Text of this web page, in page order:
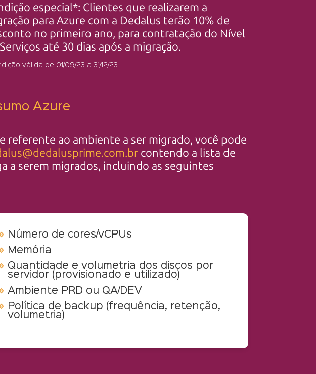
especial*: Clientes que realizarem a
para Azure com a Dedalus terão 10% de
no primeiro ano, para contratação do Nível
até 30 dias após a migração.
válida de 01/09/23 a 31/12/23
Azure
referente ao ambiente a ser migrado, você pode
contendo a lista de
a serem migrados, incluindo as seguintes
Número de cores/vCPUs
Memória
Quantidade e volumetria dos discos por
servidor (provisionado e utilizado)
Ambiente PRD ou QA/DEV
Política de backup (frequência, retenção,
volumetria)